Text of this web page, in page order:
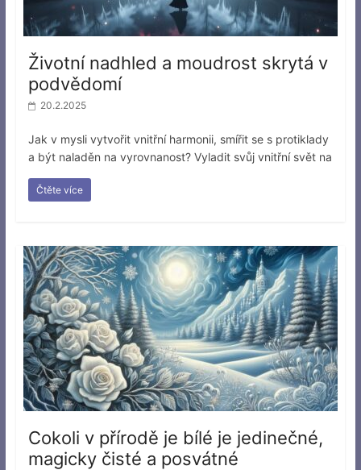
Životní nadhled a moudrost skrytá v
podvědomí
20.2.2025
Jak v mysli vytvořit vnitřní harmonii, smířit se s protiklady
a být naladěn na vyrovnanost? Vyladit svůj vnitřní svět na
Čtěte více
Cokoli v přírodě je bílé je jedinečné,
magicky čisté a posvátné